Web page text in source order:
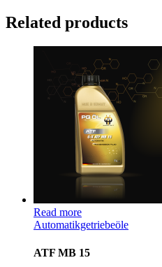
Related products
Read more
Automatikgetriebeöle
ATF MB 15